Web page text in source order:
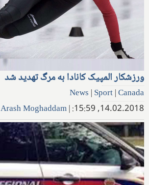
ورزشکار المپیک کانادا به مرگ تهدید شد
News |Sport|Canada
14.02.2018, 15:59:
|
Arash Moghaddam